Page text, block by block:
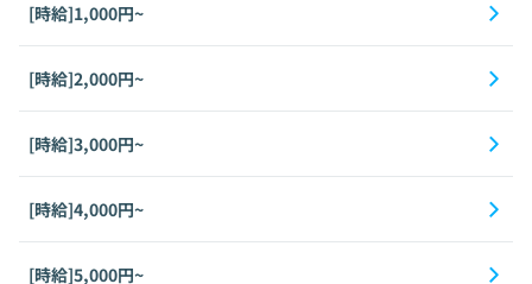
[時給]1,000円~
[時給]2,000円~
[時給]3,000円~
[時給]4,000円~
[時給]5,000円~